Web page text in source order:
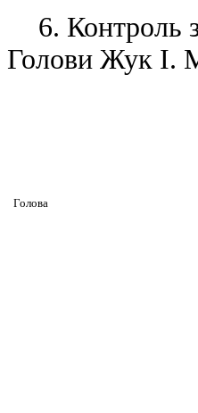
6. Контроль
Голови Жук І.
Головa